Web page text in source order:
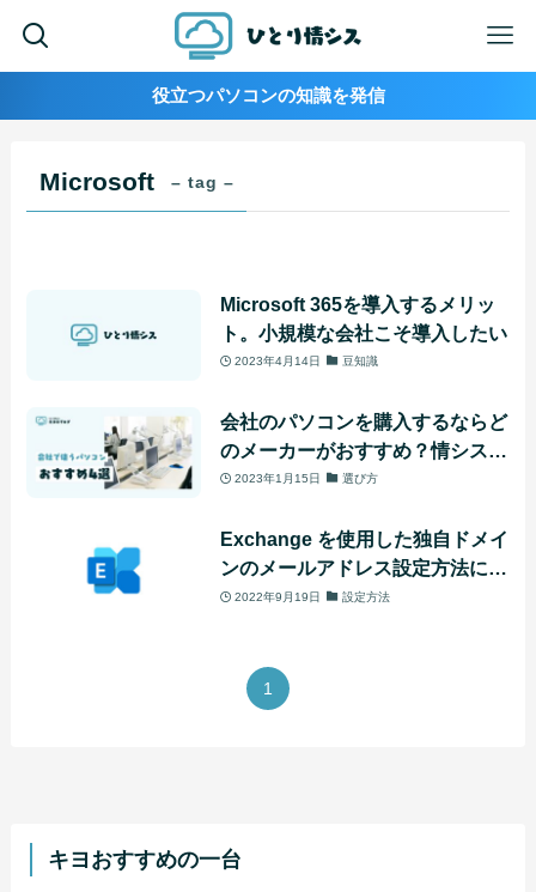
役立つパソコンの知識を発信
Microsoft – tag –
Microsoft 365を導入するメリッ
ト。小規模な会社こそ導入したい
2023年4月14日 豆知識
会社のパソコンを購入するならど
のメーカーがおすすめ？情シス歴
20年の経験から答えます
2023年1月15日 選び方
Exchange を使用した独自ドメイ
ンのメールアドレス設定方法につ
いて
2022年9月19日 設定方法
1
キヨおすすめの一台